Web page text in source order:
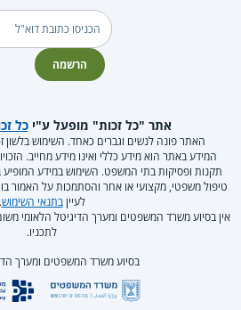
דוא"ל
הרשמה
אתר "כל זכות" מופעל ע"יכל
האתר פונה לנשים וגברים כאחד. השימוש בלשון
המידע באתר הוא מידע כללי ואינו מידע מחייב.
תקנות ופסיקות בתי המשפט. השימוש במידע המופיע
טיפול משפטי, מקצועי או אחר והסתמכות על האמור
לעייןבתנאי השימוש.
אין בסיוע משרד המשפטים ומערך הדיגיטל הלאומי
לתכניו.
בסיוע משרד המשפטים ומערך